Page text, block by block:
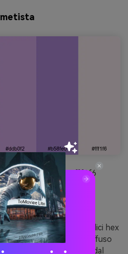
#b58fe0 #fff1f6
elegante
e viola pastello con codici hex
illuminati da un soffuso
Per gli inviti, parti dal